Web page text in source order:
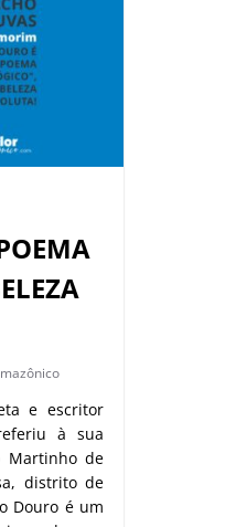
e escritor
à sua
Martinho de
distrito de
Douro é um